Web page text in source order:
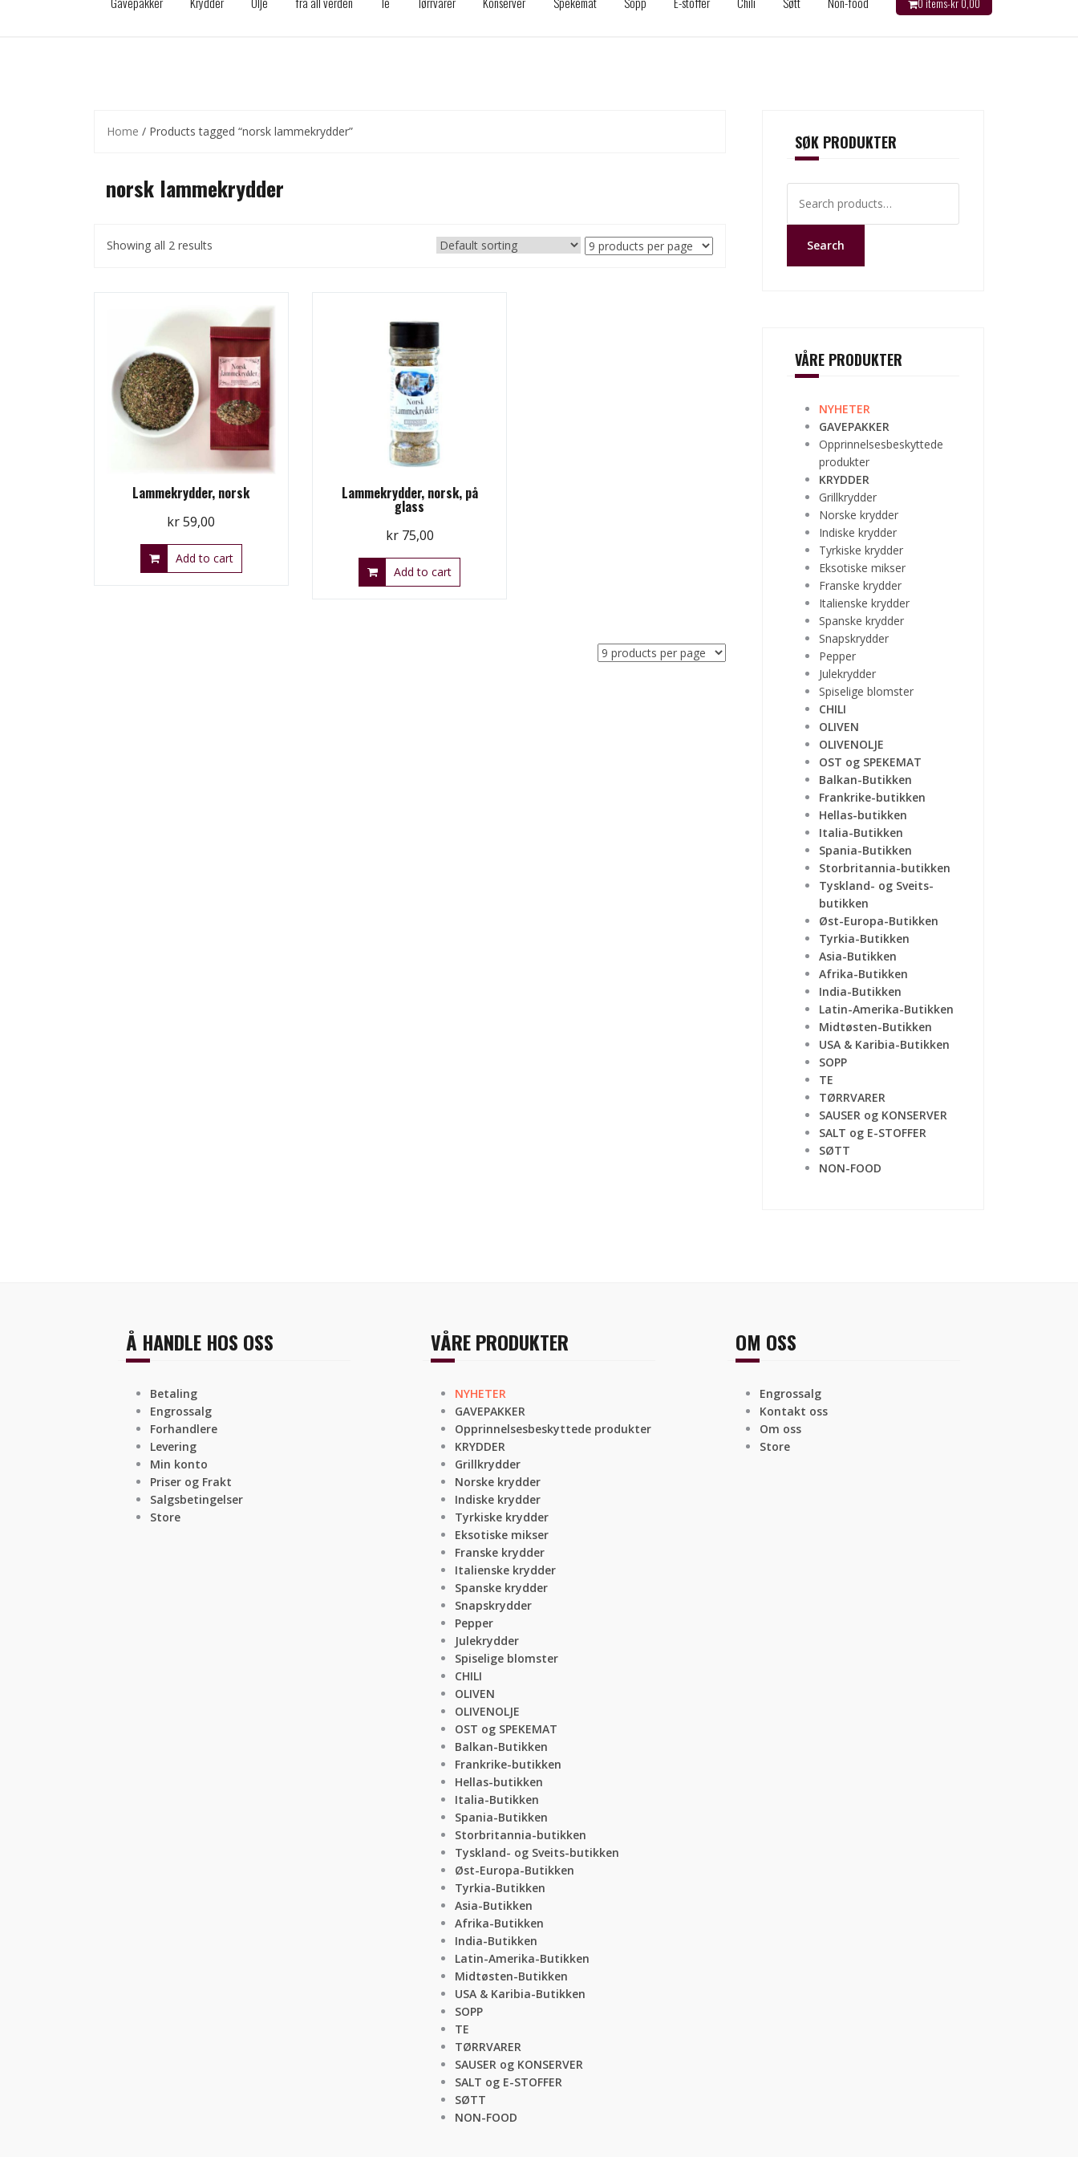
0 items-kr0,00
Home / Products tagged “norsk lammekrydder”
norsk lammekrydder
Showing all 2 results
Lammekrydder, norsk
kr59,00
Add to cart
Lammekrydder, norsk, på
glass
kr75,00
Add to cart
SØK PRODUKTER
for:
Search
VÅRE PRODUKTER
NYHETER
GAVEPAKKER
Opprinnelsesbeskyttede
produkter
KRYDDER
Grillkrydder
Norske krydder
Indiske krydder
Tyrkiske krydder
Eksotiske mikser
Franske krydder
Italienske krydder
Spanske krydder
Snapskrydder
Pepper
Julekrydder
Spiselige blomster
CHILI
OLIVEN
OLIVENOLJE
OST og SPEKEMAT
Balkan-Butikken
Frankrike-butikken
Hellas-butikken
Italia-Butikken
Spania-Butikken
Storbritannia-butikken
Tyskland- og Sveits-
butikken
Øst-Europa-Butikken
Tyrkia-Butikken
Asia-Butikken
Afrika-Butikken
India-Butikken
Latin-Amerika-Butikken
Midtøsten-Butikken
USA & Karibia-Butikken
SOPP
TE
TØRRVARER
SAUSER og KONSERVER
SALT og E-STOFFER
SØTT
NON-FOOD
Å HANDLE HOS OSS
Betaling
Engrossalg
Forhandlere
Levering
Min konto
Priser og Frakt
Salgsbetingelser
Store
VÅRE PRODUKTER
NYHETER
GAVEPAKKER
Opprinnelsesbeskyttede produkter
KRYDDER
Grillkrydder
Norske krydder
Indiske krydder
Tyrkiske krydder
Eksotiske mikser
Franske krydder
Italienske krydder
Spanske krydder
Snapskrydder
Pepper
Julekrydder
Spiselige blomster
CHILI
OLIVEN
OLIVENOLJE
OST og SPEKEMAT
Balkan-Butikken
Frankrike-butikken
Hellas-butikken
Italia-Butikken
Spania-Butikken
Storbritannia-butikken
Tyskland- og Sveits-butikken
Øst-Europa-Butikken
Tyrkia-Butikken
Asia-Butikken
Afrika-Butikken
India-Butikken
Latin-Amerika-Butikken
Midtøsten-Butikken
USA & Karibia-Butikken
SOPP
TE
TØRRVARER
SAUSER og KONSERVER
SALT og E-STOFFER
SØTT
NON-FOOD
OM OSS
Engrossalg
Kontakt oss
Om oss
Store